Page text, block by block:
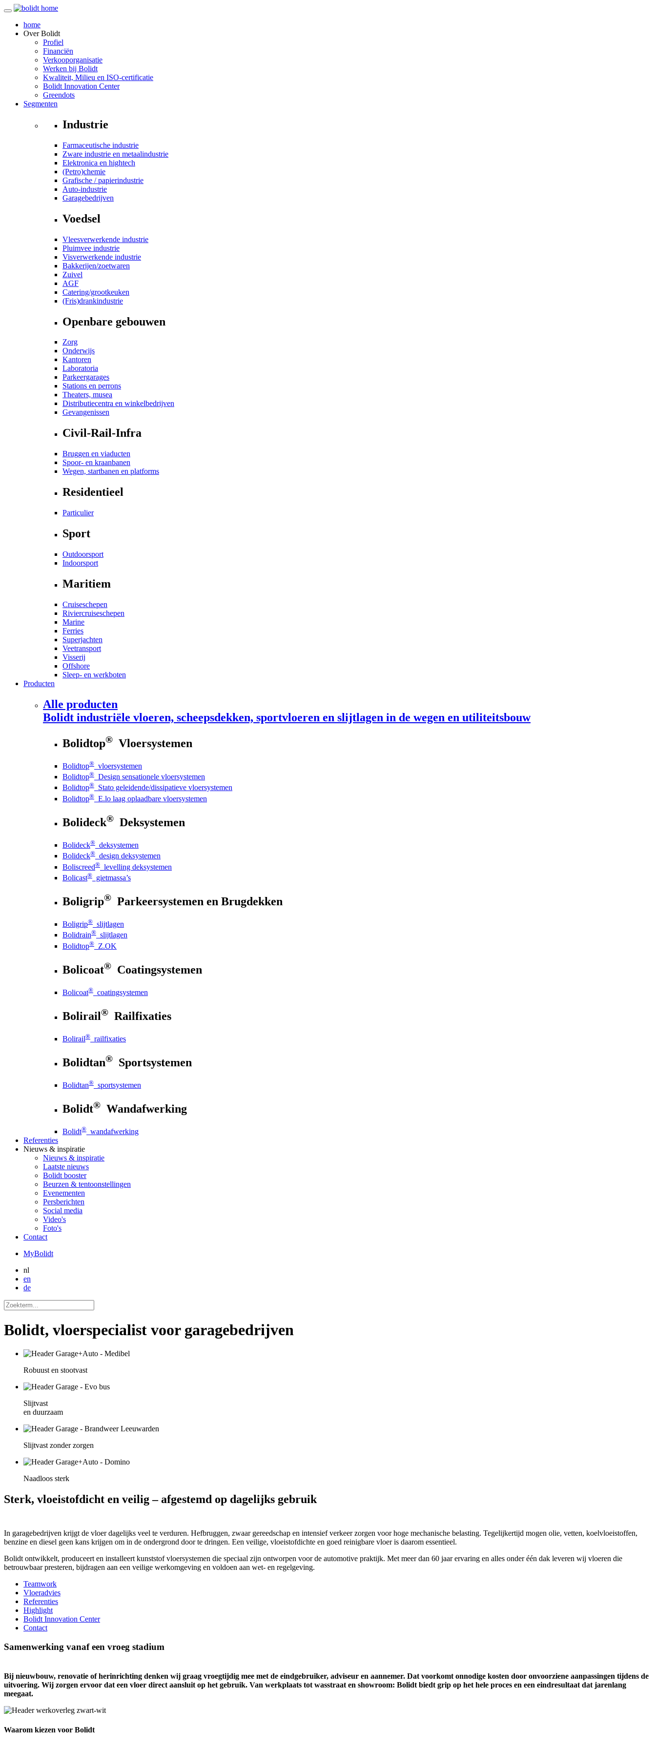
home
OverBolidt
Profiel
Financiën
Verkooporganisatie
Werken bij Bolidt
Kwaliteit, Milieu en ISO-certificatie
Bolidt Innovation Center
Greendots
Segmenten
Industrie
Farmaceutische industrie
Zware industrie en metaalindustrie
Elektronica en hightech
(Petro)chemie
Grafische / papierindustrie
Auto-industrie
Garagebedrijven
Voedsel
Vleesverwerkende industrie
Pluimvee industrie
Visverwerkende industrie
Bakkerijen/zoetwaren
Zuivel
AGF
Catering/grootkeuken
(Fris)drankindustrie
Openbare gebouwen
Zorg
Onderwijs
Kantoren
Laboratoria
Parkeergarages
Stations en perrons
Theaters, musea
Distributiecentra en winkelbedrijven
Gevangenissen
Civil-Rail-Infra
Bruggen en viaducten
Spoor- en kraanbanen
Wegen, startbanen en platforms
Residentieel
Particulier
Sport
Outdoorsport
Indoorsport
Maritiem
Cruiseschepen
Riviercruiseschepen
Marine
Ferries
Superjachten
Veetransport
Visserij
Offshore
Sleep- en werkboten
Producten
Alle producten
Bolidt industriële vloeren, scheepsdekken, sportvloeren en slijtlagen in de wegen en utiliteitsbouw
Bolidtop® Vloersystemen
Bolidtop® vloersystemen
Bolidtop® Design sensationele vloersystemen
Bolidtop® Stato geleidende/dissipatieve vloersystemen
Bolidtop® E.lo laag oplaadbare vloersystemen
Bolideck® Deksystemen
Bolideck® deksystemen
Bolideck® design deksystemen
Boliscreed® levelling deksystemen
Bolicast® gietmassa’s
Boligrip® Parkeersystemen en Brugdekken
Boligrip® slijtlagen
Bolidrain® slijtlagen
Bolidtop® Z.OK
Bolicoat® Coatingsystemen
Bolicoat® coatingsystemen
Bolirail® Railfixaties
Bolirail® railfixaties
Bolidtan® Sportsystemen
Bolidtan® sportsystemen
Bolidt® Wandafwerking
Bolidt® wandafwerking
Referenties
Nieuws & inspiratie
Nieuws & inspiratie
Laatste nieuws
Bolidt booster
Beurzen & tentoonstellingen
Evenementen
Persberichten
Social media
Video's
Foto's
Contact
MyBolidt
nl
en
de
Bolidt, vloerspecialist voor garagebedrijven
Robuust en stootvast
Slijtvast
en duurzaam
Slijtvast zonder zorgen
Naadloos sterk
Sterk, vloeistofdicht en veilig – afgestemd op dagelijks gebruik
In garagebedrijven krijgt de vloer dagelijks veel te verduren. Hefbruggen, zwaar gereedschap en intensief verkeer zorgen voor hoge mechanische belasting. Tegelijkertijd mogen olie, vetten, koelvloeistoffen,
benzine en diesel geen kans krijgen om in de ondergrond door te dringen. Een veilige, vloeistofdichte en goed reinigbare vloer is daarom essentieel.
Bolidt ontwikkelt, produceert en installeert kunststof vloersystemen die speciaal zijn ontworpen voor de automotive praktijk. Met meer dan 60 jaar ervaring en alles onder één dak leveren wij vloeren die
betrouwbaar presteren, bijdragen aan een veilige werkomgeving en voldoen aan wet- en regelgeving.
Teamwork
Vloeradvies
Referenties
Highlight
Bolidt Innovation Center
Contact
Samenwerking vanaf een vroeg stadium
Bij nieuwbouw, renovatie of herinrichting denken wij graag vroegtijdig mee met de eindgebruiker, adviseur en aannemer. Dat voorkomt onnodige kosten door onvoorziene aanpassingen tijdens de
uitvoering. Wij zorgen ervoor dat een vloer direct aansluit op het gebruik. Van werkplaats tot wasstraat en showroom: Bolidt biedt grip op het hele proces en een eindresultaat dat jarenlang
meegaat.
Waarom kiezen voor Bolidt